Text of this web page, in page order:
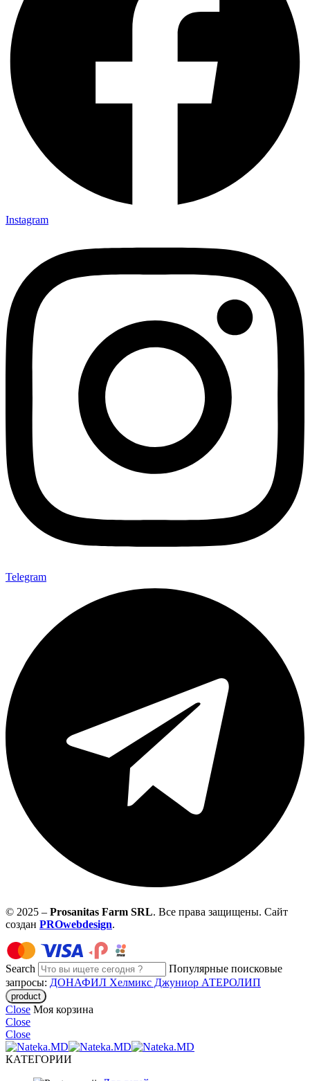
Instagram
Telegram
© 2025 – Prosanitas Farm SRL. Все права защищены. Сайт
создан PROwebdesign.
Search
Популярные поисковые
запросы: ДОНАФИЛ Хелмикс Джуниор АТЕРОЛИП
Close Моя корзина
Close
Close
КАТЕГОРИИ